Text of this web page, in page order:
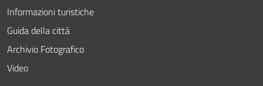
Informazioni turistiche
Guida della città
Archivio Fotografico
Video